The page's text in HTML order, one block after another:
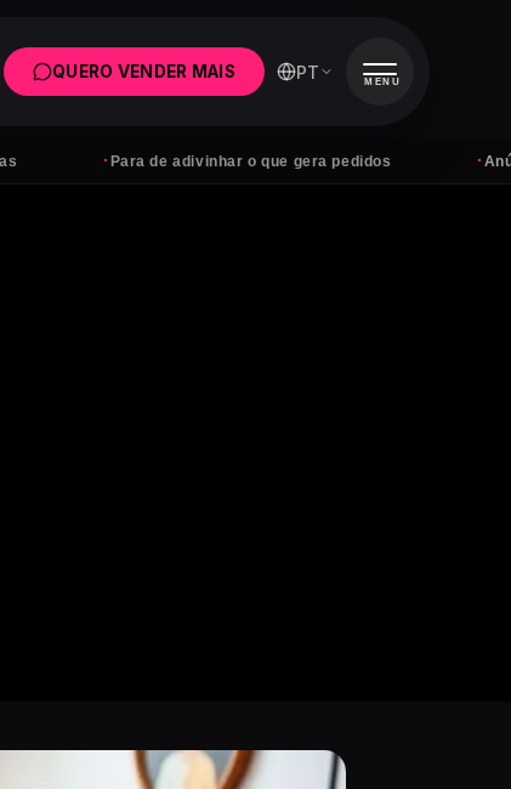
·Para de adivinhar o que gera pedidos ·Anúncios sem
QUERO VENDER MAIS PT MENU